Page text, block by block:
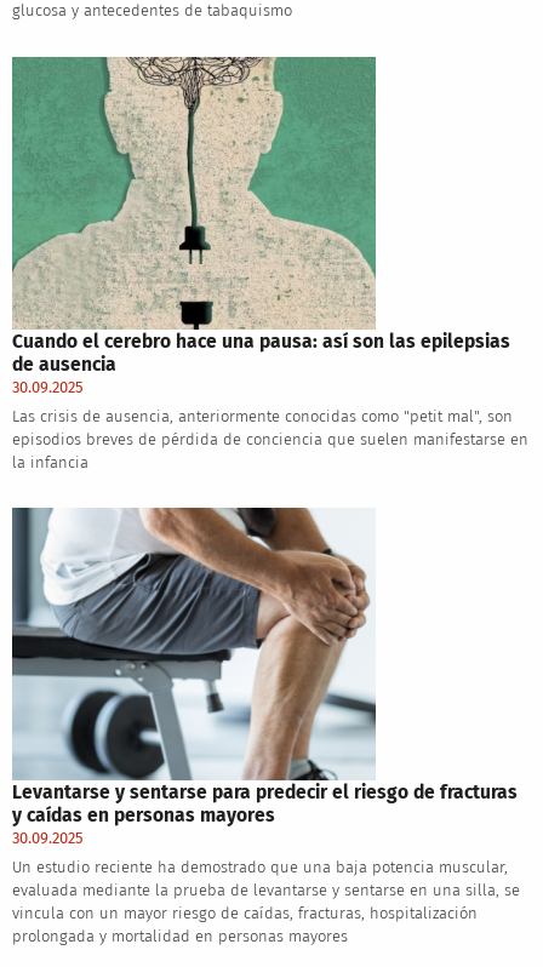
glucosa y antecedentes de tabaquismo
Cuando el cerebro hace una pausa: así son las epilepsias
de ausencia
30.09.2025
Las crisis de ausencia, anteriormente conocidas como "petit mal", son
episodios breves de pérdida de conciencia que suelen manifestarse en
la infancia
Levantarse y sentarse para predecir el riesgo de fracturas
y caídas en personas mayores
30.09.2025
Un estudio reciente ha demostrado que una baja potencia muscular,
evaluada mediante la prueba de levantarse y sentarse en una silla, se
vincula con un mayor riesgo de caídas, fracturas, hospitalización
prolongada y mortalidad en personas mayores